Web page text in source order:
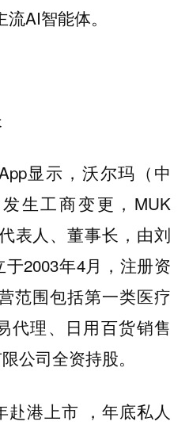
AI智能体。
显示，沃尔玛（中
生工商变更，MUK
表人、董事长，由刘
2003年4月，注册资
范围包括第一类医疗
代理、日用百货销售
公司全资持股。
赴港上市 ，年底私人